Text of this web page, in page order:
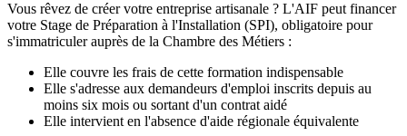
Vous rêvez de créer votre entreprise artisanale ? L'AIF peut financer
votre Stage de Préparation à l'Installation (SPI), obligatoire pour
s'immatriculer auprès de la Chambre des Métiers :
Elle couvre les frais de cette formation indispensable
Elle s'adresse aux demandeurs d'emploi inscrits depuis au
moins six mois ou sortant d'un contrat aidé
Elle intervient en l'absence d'aide régionale équivalente